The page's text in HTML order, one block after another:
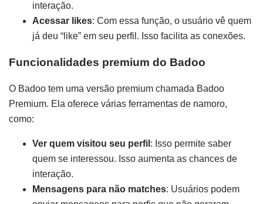
interação.
Acessar likes: Com essa função, o usuário vê quem
já deu “like” em seu perfil. Isso facilita as conexões.
Funcionalidades premium do Badoo
O Badoo tem uma versão premium chamada Badoo
Premium. Ela oferece várias ferramentas de namoro,
como:
Ver quem visitou seu perfil : Isso permite saber
quem se interessou. Isso aumenta as chances de
interação.
Mensagens para não matches: Usuários podem